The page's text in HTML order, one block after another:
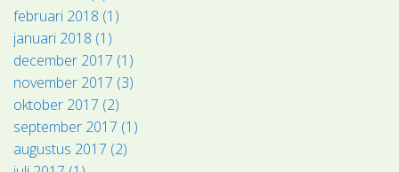
februari 2018 (1)
januari 2018 (1)
december 2017 (1)
november 2017 (3)
oktober 2017 (2)
september 2017 (1)
augustus 2017 (2)